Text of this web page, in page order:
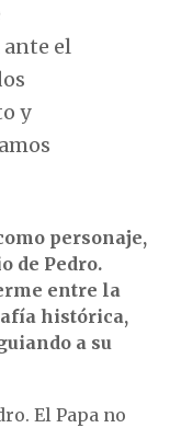
el
y
personaje,
de Pedro.
entre la
histórica,
a su
El Papa no